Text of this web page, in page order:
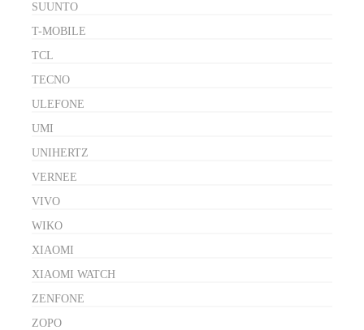
SUUNTO
T-MOBILE
TCL
TECNO
ULEFONE
UMI
UNIHERTZ
VERNEE
VIVO
WIKO
XIAOMI
XIAOMI WATCH
ZENFONE
ZOPO